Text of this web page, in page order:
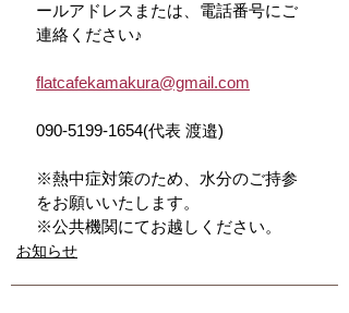
ールアドレスまたは、電話番号にご
連絡ください♪
flatcafekamakura@gmail.com
090-5199-1654(代表 渡邉)
※熱中症対策のため、水分のご持参
をお願いいたします。
※公共機関にてお越しください。
お知らせ